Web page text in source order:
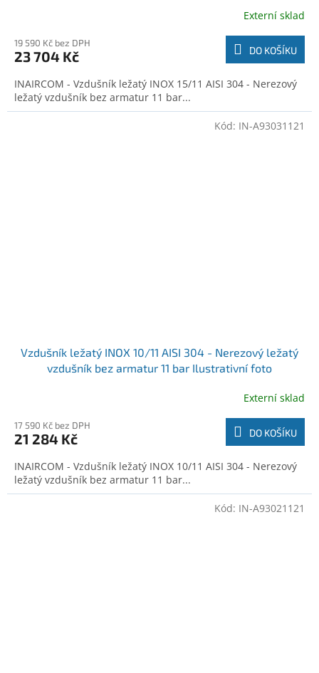
Externí sklad
19 590 Kč bez DPH
23 704 Kč DO KOŠÍKU
INAIRCOM - Vzdušník ležatý INOX 15/11 AISI 304 - Nerezový
ležatý vzdušník bez armatur 11 bar...
Vzdušník ležatý INOX 10/11 AISI 304 - Nerezový ležatý
vzdušník bez armatur 11 bar Ilustrativní foto
Externí sklad
17 590 Kč bez DPH
21 284 Kč DO KOŠÍKU
INAIRCOM - Vzdušník ležatý INOX 10/11 AISI 304 - Nerezový
ležatý vzdušník bez armatur 11 bar...
Kód: IN-A93031121
Kód: IN-A93021121